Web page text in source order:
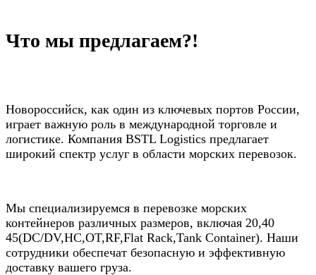
Что мы предлагаем?!
Новороссийск, как один из ключевых портов России,
играет важную роль в международной торговле и
логистике. Компания BSTL Lоgistics предлагает
широкий спектр услуг в области морских перевозок.
Мы специализируемся в перевозке морских
контейнеров различных размеров, включая 20,40
45(DC/DV,HC,OT,RF,Flat Rack,Tank Сontainer). Наши
сотрудники обеспечат безопасную и эффективную
доставку вашего груза.